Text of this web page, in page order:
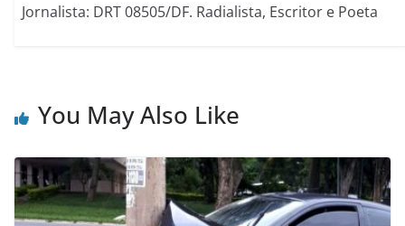
Jornalista: DRT 08505/DF. Radialista, Escritor e Poeta
You May Also Like